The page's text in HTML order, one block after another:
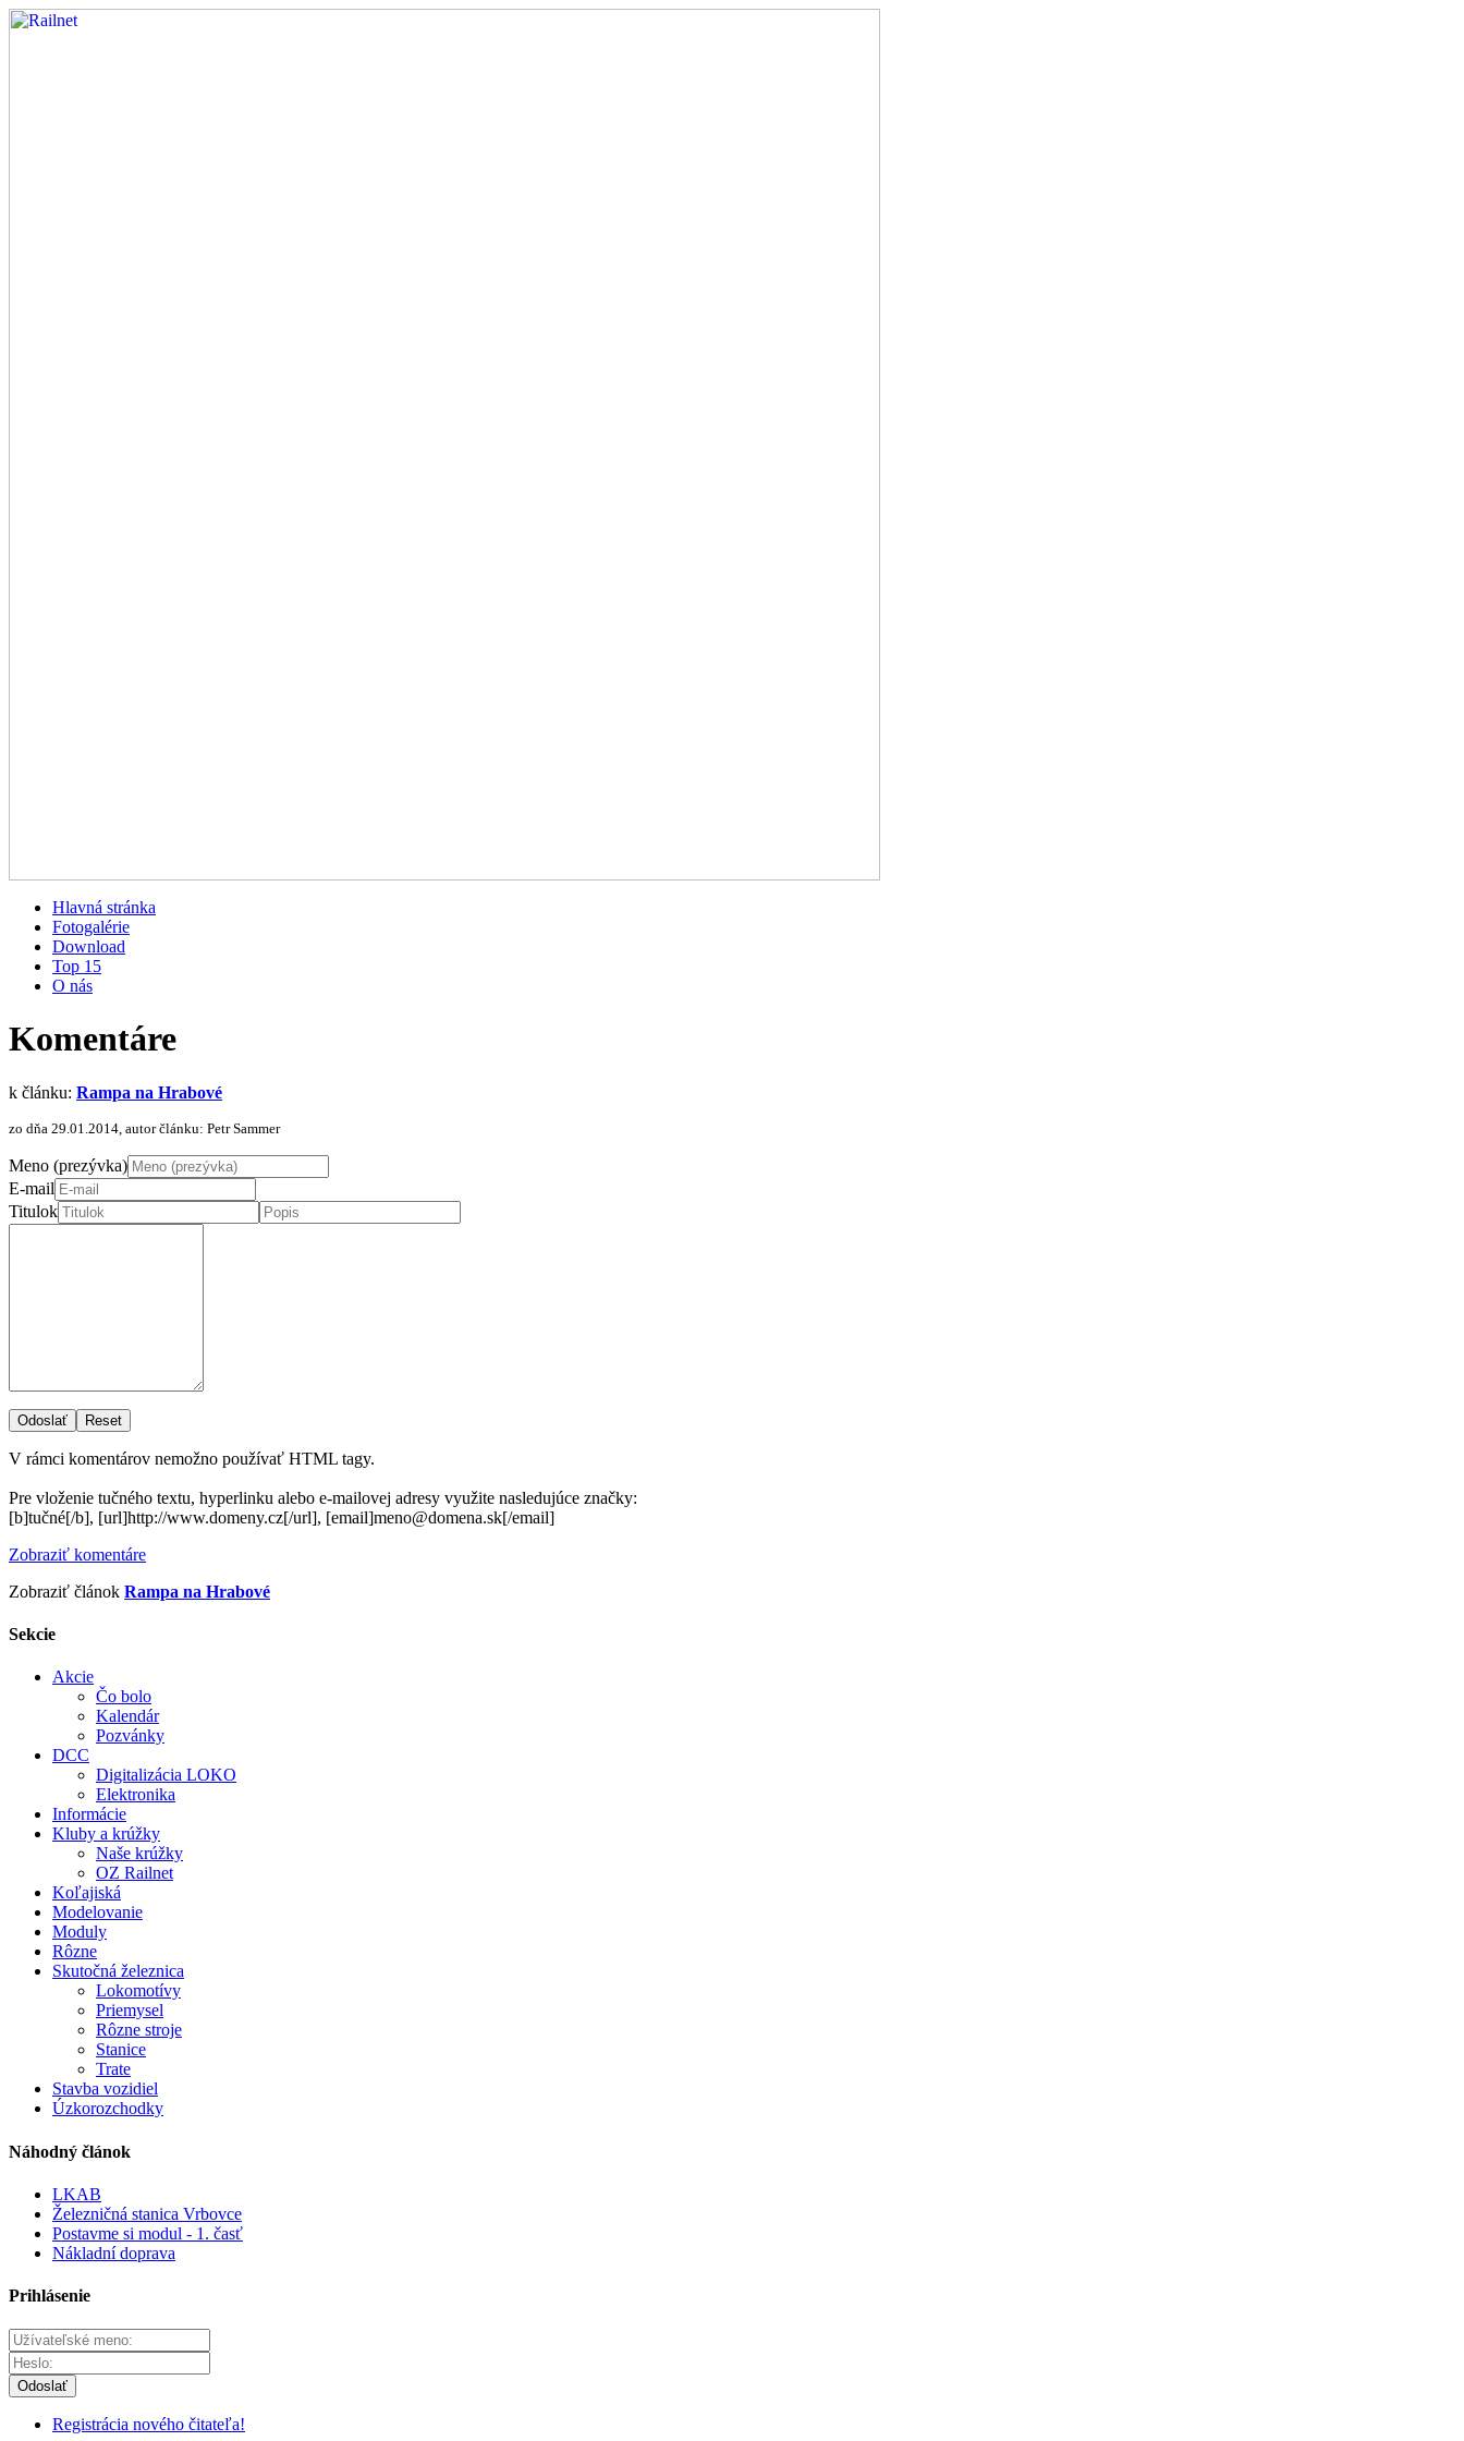
Hlavná stránka
Fotogalérie
Download
Top 15
O nás
Komentáre
k článku: Rampa na Hrabové
zo dňa 29.01.2014, autor článku: Petr Sammer
Meno (prezývka)
E-mail
Titulok
Odoslať Reset
V rámci komentárov nemožno používať HTML tagy.
Pre vloženie tučného textu, hyperlinku alebo e-mailovej adresy využite nasledujúce značky:
[b]tučné[/b], [url]http://www.domeny.cz[/url], [email]meno@domena.sk[/email]
Zobraziť komentáre
Zobraziť článok Rampa na Hrabové
Sekcie
Akcie
Čo bolo
Kalendár
Pozvánky
DCC
Digitalizácia LOKO
Elektronika
Informácie
Kluby a krúžky
Naše krúžky
OZ Railnet
Koľajiská
Modelovanie
Moduly
Rôzne
Skutočná železnica
Lokomotívy
Priemysel
Rôzne stroje
Stanice
Trate
Stavba vozidiel
Úzkorozchodky
Náhodný článok
LKAB
Železničná stanica Vrbovce
Postavme si modul - 1. časť
Nákladní doprava
Prihlásenie
Odoslať
Registrácia nového čitateľa!